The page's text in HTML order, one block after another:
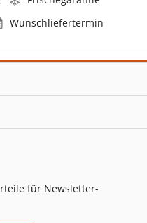
Wunschliefertermin
für Newsletter-